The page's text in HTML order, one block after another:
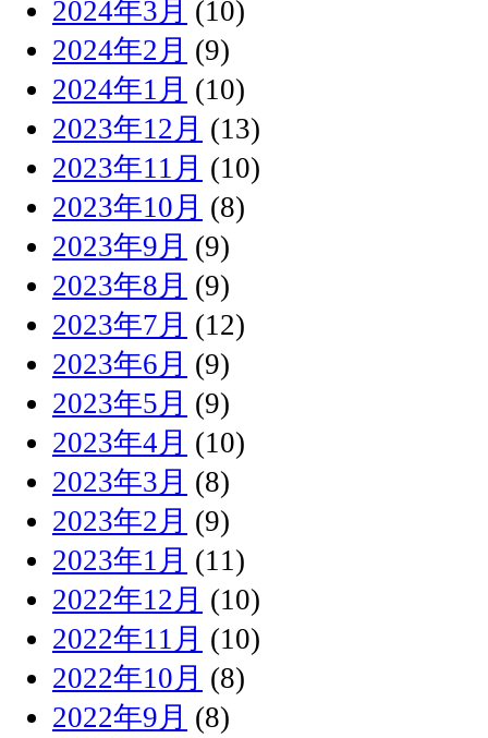
2024年3月 (10)
2024年2月 (9)
2024年1月 (10)
2023年12月 (13)
2023年11月 (10)
2023年10月 (8)
2023年9月 (9)
2023年8月 (9)
2023年7月 (12)
2023年6月 (9)
2023年5月 (9)
2023年4月 (10)
2023年3月 (8)
2023年2月 (9)
2023年1月 (11)
2022年12月 (10)
2022年11月 (10)
2022年10月 (8)
2022年9月 (8)